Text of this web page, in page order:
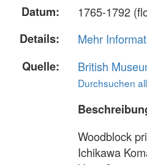
Datum:
1765-1792
Details:
Mehr
Quelle:
British
Durchsuchen
Woodblock
Ichikawa